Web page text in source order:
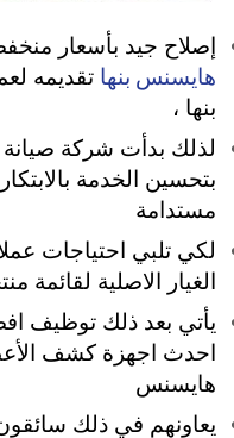
إصلاح جيد بأسعار
هايسنس بنها تقديمه
بنها ،
لذلك بدأت شركة
بتحسين الخدمة
مستدامة
لكي تلبي احتياجات
الغيار الاصلية
يأتي بعد ذلك توظيف
احدث اجهزة كشف
هايسنس
يعاونهم في ذلك